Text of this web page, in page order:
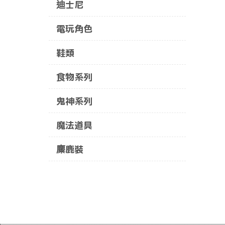
迪士尼
電玩角色
鞋類
食物系列
鬼神系列
魔法道具
麋鹿裝